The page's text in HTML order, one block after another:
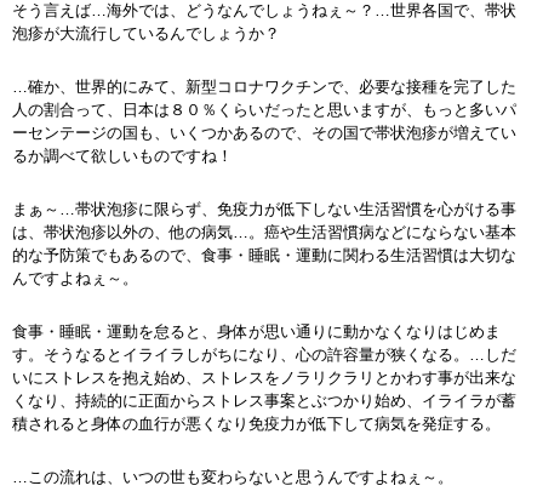
そう言えば…海外では、どうなんでしょうねぇ～？…世界各国で、帯状
泡疹が大流行しているんでしょうか？
…確か、世界的にみて、新型コロナワクチンで、必要な接種を完了した
人の割合って、日本は８０％くらいだったと思いますが、もっと多いパ
ーセンテージの国も、いくつかあるので、その国で帯状泡疹が増えてい
るか調べて欲しいものですね！
まぁ～…帯状泡疹に限らず、免疫力が低下しない生活習慣を心がける事
は、帯状泡疹以外の、他の病気…。癌や生活習慣病などにならない基本
的な予防策でもあるので、食事・睡眠・運動に関わる生活習慣は大切な
んですよねぇ～。
食事・睡眠・運動を怠ると、身体が思い通りに動かなくなりはじめま
す。そうなるとイライラしがちになり、心の許容量が狭くなる。…しだ
いにストレスを抱え始め、ストレスをノラリクラリとかわす事が出来な
くなり、持続的に正面からストレス事案とぶつかり始め、イライラが蓄
積されると身体の血行が悪くなり免疫力が低下して病気を発症する。
…この流れは、いつの世も変わらないと思うんですよねぇ～。